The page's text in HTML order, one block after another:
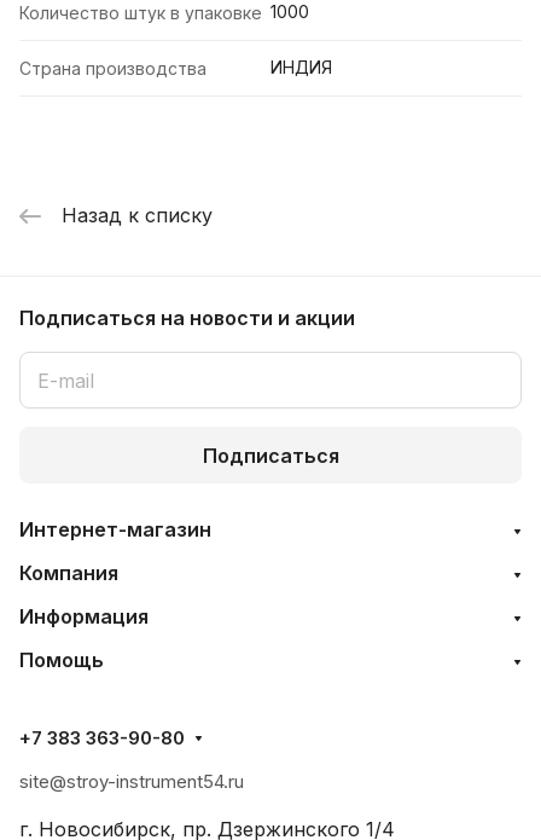
Количество штук в упаковке 1000
Страна производства ИНДИЯ
Назад к списку
Подписаться на новости и акции
Подписаться
Интернет-магазин
Компания
Информация
Помощь
+7 383 363-90-80
site@stroy-instrument54.ru
г. Новосибирск, пр. Дзержинского 1/4